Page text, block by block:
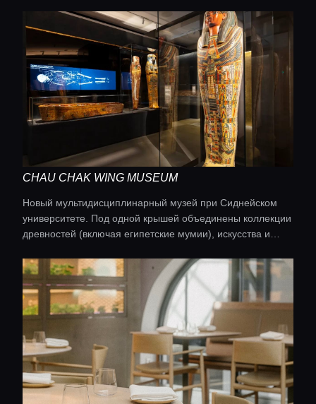
CHAU CHAK WING MUSEUM
Новый мультидисциплинарный музей при Сиднейском
университете. Под одной крышей объединены коллекции
древностей (включая египетские мумии), искусства и